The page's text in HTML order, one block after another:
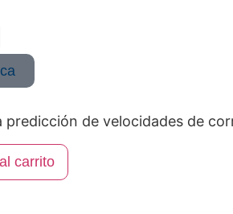
predicción de velocidades de
carrito